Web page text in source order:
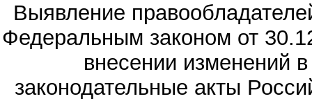
Выявление
Федеральным законом от
внесении изменений
законодательные акты